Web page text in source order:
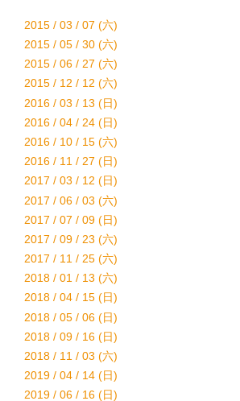
2015 / 03 / 07 (六)
2015 / 05 / 30 (六)
2015 / 06 / 27 (六)
2015 / 12 / 12 (六)
2016 / 03 / 13 (日)
2016 / 04 / 24 (日)
2016 / 10 / 15 (六)
2016 / 11 / 27 (日)
2017 / 03 / 12 (日)
2017 / 06 / 03 (六)
2017 / 07 / 09 (日)
2017 / 09 / 23 (六)
2017 / 11 / 25 (六)
2018 / 01 / 13 (六)
2018 / 04 / 15 (日)
2018 / 05 / 06 (日)
2018 / 09 / 16 (日)
2018 / 11 / 03 (六)
2019 / 04 / 14 (日)
2019 / 06 / 16 (日)